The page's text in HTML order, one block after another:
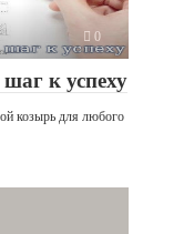
0
к успеху
козырь для любого